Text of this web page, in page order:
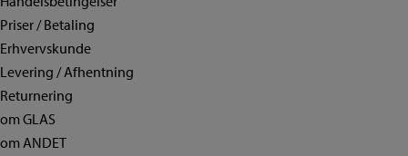
Priser / Betaling
Erhvervskunde
Levering / Afhentning
Returnering
om GLAS
om ANDET